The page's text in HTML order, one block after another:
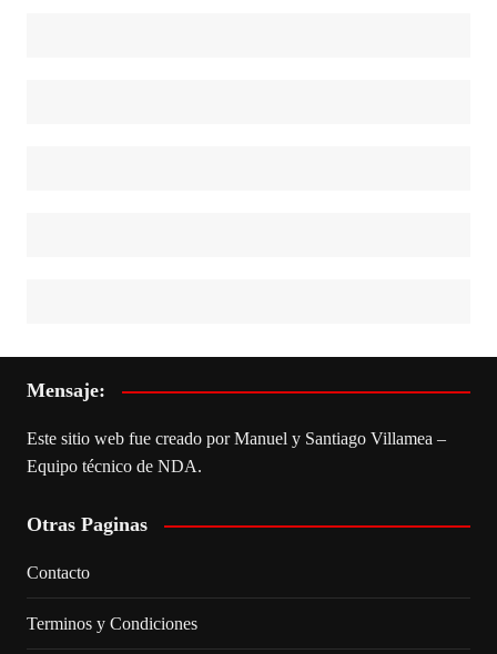
Mensaje:
Este sitio web fue creado por Manuel y Santiago Villamea –
Equipo técnico de NDA.
Otras Paginas
Contacto
Terminos y Condiciones